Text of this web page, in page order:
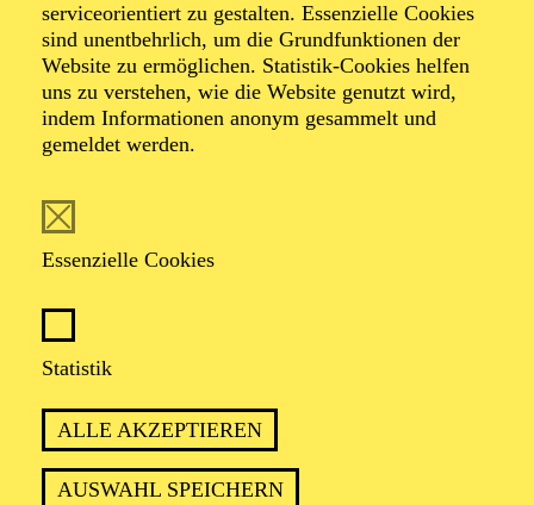
serviceorientiert zu gestalten. Essenzielle Cookies
sind unentbehrlich, um die Grundfunktionen der
Website zu ermöglichen. Statistik-Cookies helfen
uns zu verstehen, wie die Website genutzt wird,
indem Informationen anonym gesammelt und
gemeldet werden.
Essenzielle Cookies
Statistik
ALLE AKZEPTIEREN
AUSWAHL SPEICHERN
Oper in drei Akten von Outi Tarkiainen
Libretto von Aleksi Barrière nach dem Roman "Halla
Helle" von Niillas Holmberg
DIE ALLE SINNE BERÜHRT
PREMIERE
27. Februar 2027